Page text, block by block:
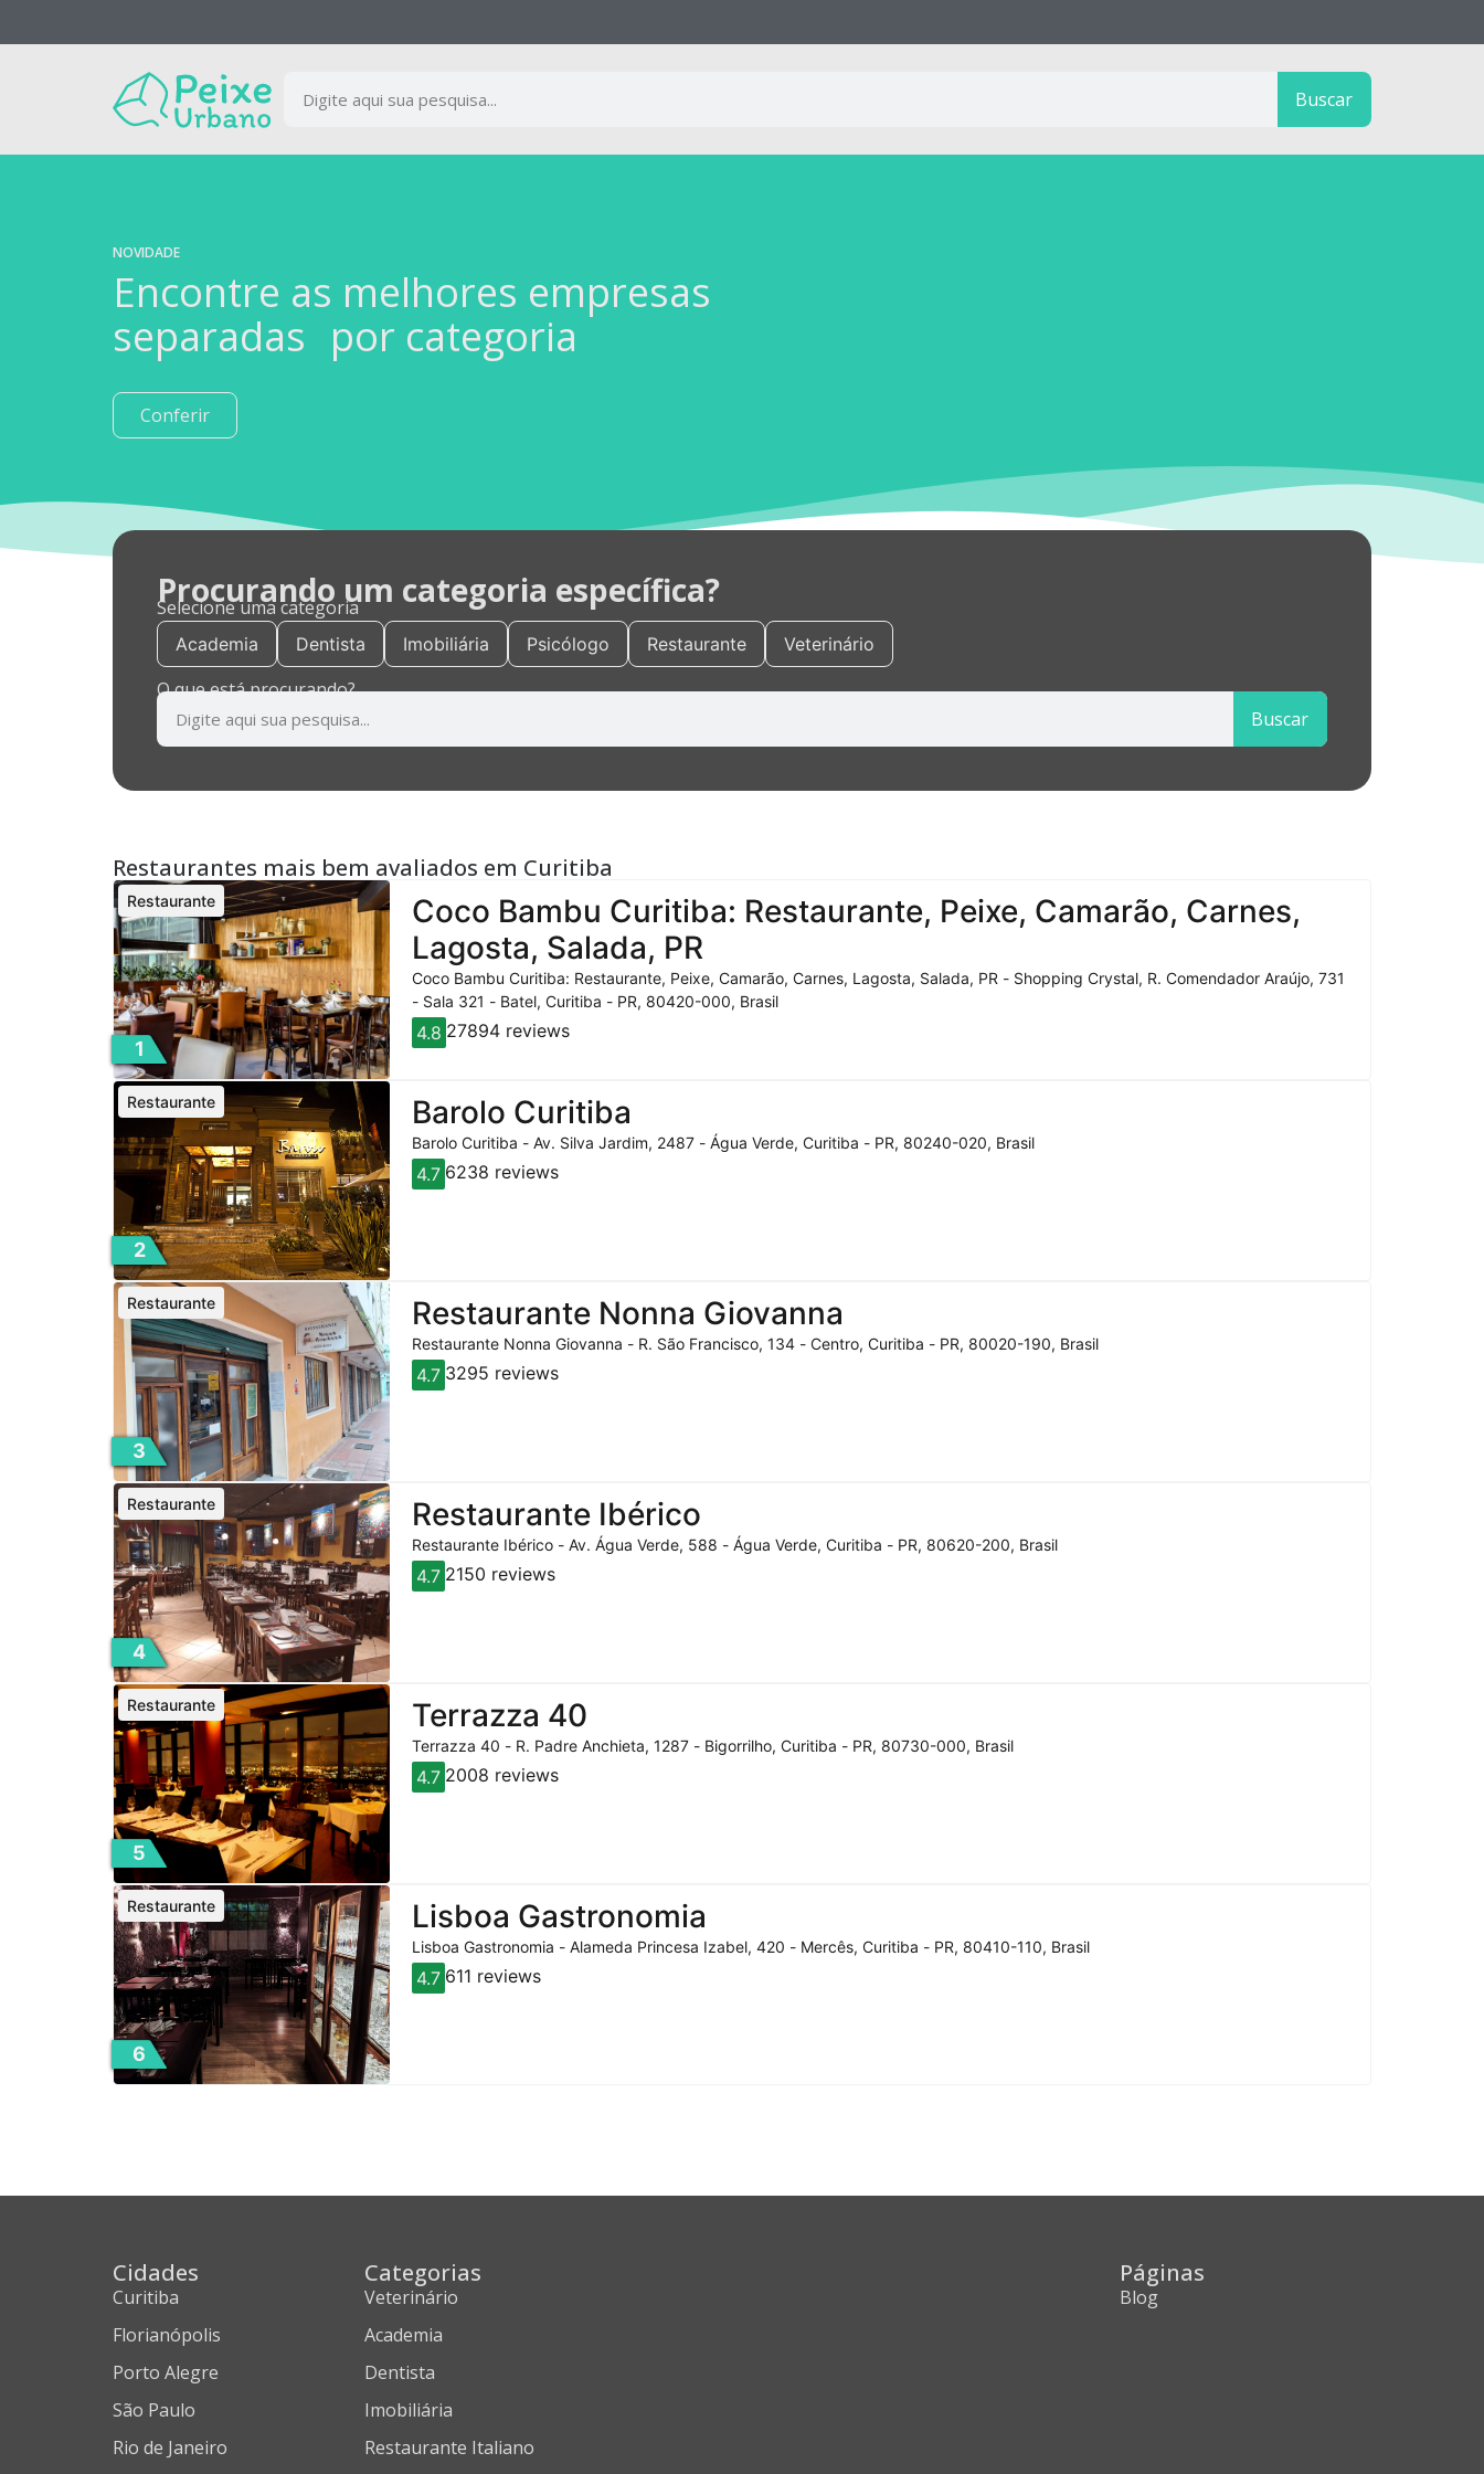
Buscar
NOVIDADE
Encontre as melhores empresas
separadas por categoria
Conferir
Procurando um categoria específica?
Selecione uma categoria
Academia Dentista Imobiliária Psicólogo Restaurante Veterinário
O que está procurando?
Buscar
Restaurantes mais bem avaliados em Curitiba
1
Coco Bambu Curitiba: Restaurante, Peixe, Camarão, Carnes,
Lagosta, Salada, PR
Restaurante
Coco Bambu Curitiba: Restaurante, Peixe, Camarão, Carnes, Lagosta, Salada, PR - Shopping Crystal, R. Comendador Araújo, 731
- Sala 321 - Batel, Curitiba - PR, 80420-000, Brasil
4.8 27894 reviews
2
Barolo Curitiba
Restaurante
Barolo Curitiba - Av. Silva Jardim, 2487 - Água Verde, Curitiba - PR, 80240-020, Brasil
4.7 6238 reviews
3
Restaurante Nonna Giovanna
Restaurante
Restaurante Nonna Giovanna - R. São Francisco, 134 - Centro, Curitiba - PR, 80020-190, Brasil
4.7 3295 reviews
4
Restaurante Ibérico
Restaurante
Restaurante Ibérico - Av. Água Verde, 588 - Água Verde, Curitiba - PR, 80620-200, Brasil
4.7 2150 reviews
5
Terrazza 40
Restaurante
Terrazza 40 - R. Padre Anchieta, 1287 - Bigorrilho, Curitiba - PR, 80730-000, Brasil
4.7 2008 reviews
6
Lisboa Gastronomia
Restaurante
Lisboa Gastronomia - Alameda Princesa Izabel, 420 - Mercês, Curitiba - PR, 80410-110, Brasil
4.7 611 reviews
Cidades
Curitiba
Florianópolis
Porto Alegre
São Paulo
Rio de Janeiro
Categorias
Veterinário
Academia
Dentista
Imobiliária
Restaurante Italiano
Páginas
Blog